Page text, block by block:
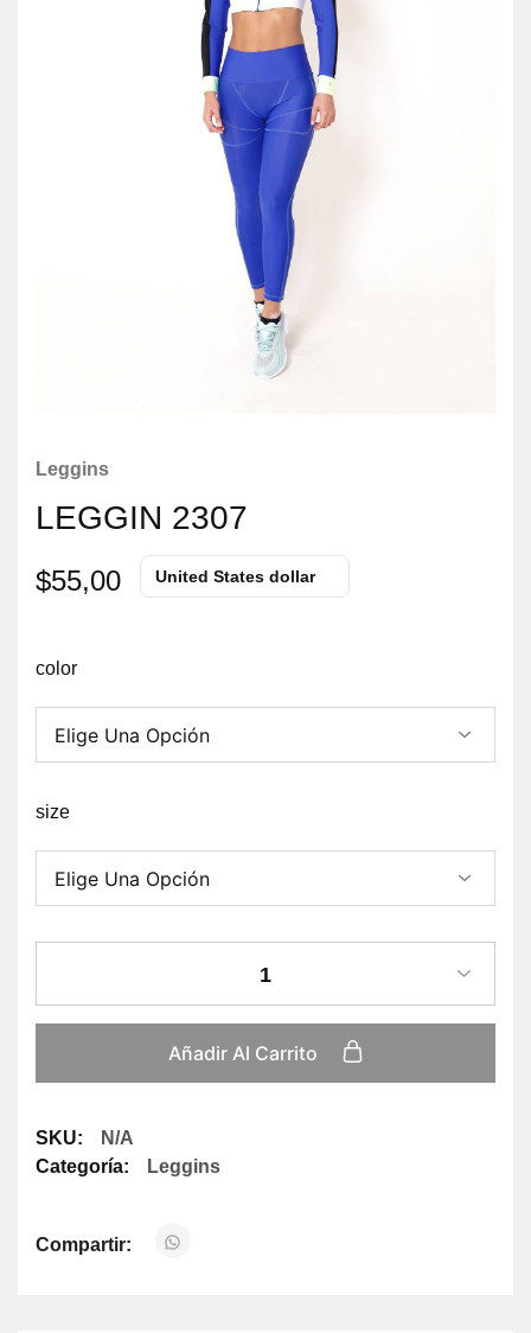
Leggins
LEGGIN 2307
$55,00 United States dollar
color
size
1
Añadir Al Carrito
SKU:
N/A
Categoría:
Leggins
Compartir: